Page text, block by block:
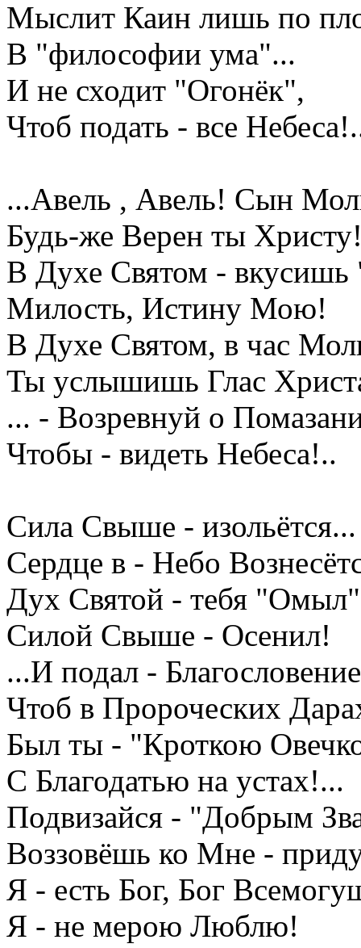
Мыслит Каин лишь по
В "философии ума"...
И не сходит "Огонёк",
Чтоб подать - все
...Авель , Авель! Сын
Будь-же Верен ты
В Духе Святом -
Милость, Истину Мою!
В Духе Святом, в час
Ты услышишь Глас
... - Возревнуй о
Чтобы - видеть Небеса!..
Сила Свыше - изольётся...
Сердце в - Небо
Дух Святой - тебя
Силой Свыше - Осенил!
...И подал -
Чтоб в Пророческих
Был ты - "Кроткою
С Благодатью на устах!...
Подвизайся - "Добрым
Воззовёшь ко Мне -
Я - есть Бог, Бог
Я - не мерою Люблю!